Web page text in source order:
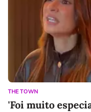
THE TOWN
'Foi muito